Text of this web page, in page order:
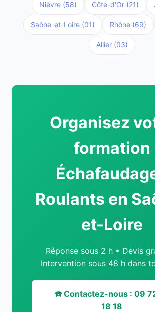
Nièvre (58) Côte-d'Or (21)
Saône-et-Loire (01) Rhône (69)
Allier (03)
Organisez
formation
Roulants en
et-Loire
Réponse sous 2 h • Devis
Intervention sous 48 h dans
☎️ Contactez-nous : 09
18 18